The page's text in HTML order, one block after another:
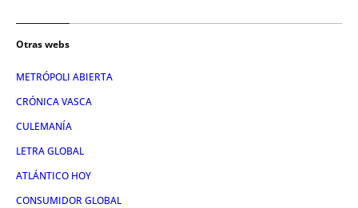
Otras webs
METRÓPOLI ABIERTA
CRÓNICA VASCA
CULEMANÍA
LETRA GLOBAL
ATLÁNTICO HOY
CONSUMIDOR GLOBAL